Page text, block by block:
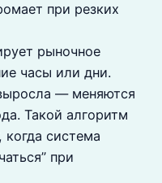
при резких
рыночное
часы или дни.
— меняются
Такой алгоритм
когда система
при